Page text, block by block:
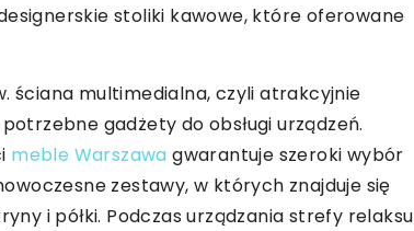
stoliki kawowe, które oferowane
ściana multimedialna, czyli atrakcyjnie
gadżety do obsługi urządzeń.
meble Warszawa gwarantuje szeroki wybór
zestawy, w których znajduje się
i półki. Podczas urządzania strefy relaksu